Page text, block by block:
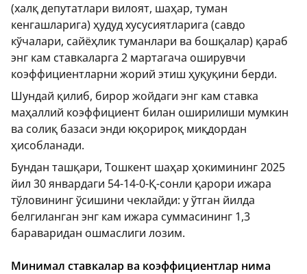
(халқ депутатлари вилоят, шаҳар, туман
кенгашларига) ҳудуд хусусиятларига (савдо
кўчалари, сайёҳлик туманлари ва бошқалар) қараб
энг кам ставкаларга 2 мартагача оширувчи
коэффициентларни жорий этиш ҳуқуқини берди.
Шундай қилиб, бирор жойдаги энг кам ставка
маҳаллий коэффициент билан оширилиши мумкин
ва солиқ базаси энди юқорироқ миқдордан
ҳисобланади.
Бундан ташқари, Тошкент шаҳар ҳокимининг 2025
йил 30 январдаги 54-14-0-Қ-сонли қарори ижара
тўловининг ўсишини чеклайди: у ўтган йилда
белгиланган энг кам ижара суммасининг 1,3
бараваридан ошмаслиги лозим.
Минимал ставкалар ва коэффициентлар нима